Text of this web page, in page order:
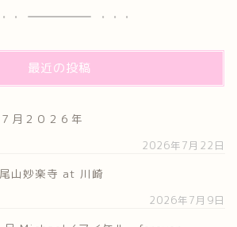
最近の投稿
月２０２６年
2026年7月22日
山妙楽寺 at 川崎
2026年7月9日